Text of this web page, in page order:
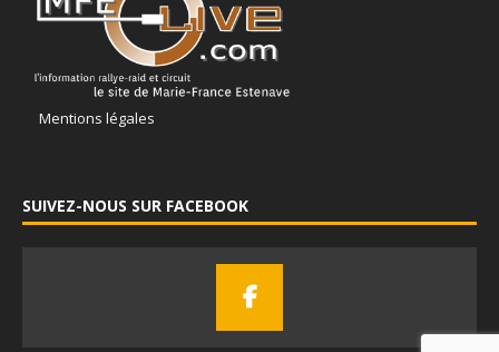
Mentions légales
SUIVEZ-NOUS SUR FACEBOOK